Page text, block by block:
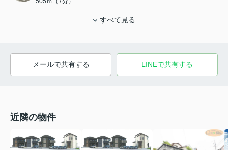
すべて見る
メールで共有する LINEで共有する
近隣の物件